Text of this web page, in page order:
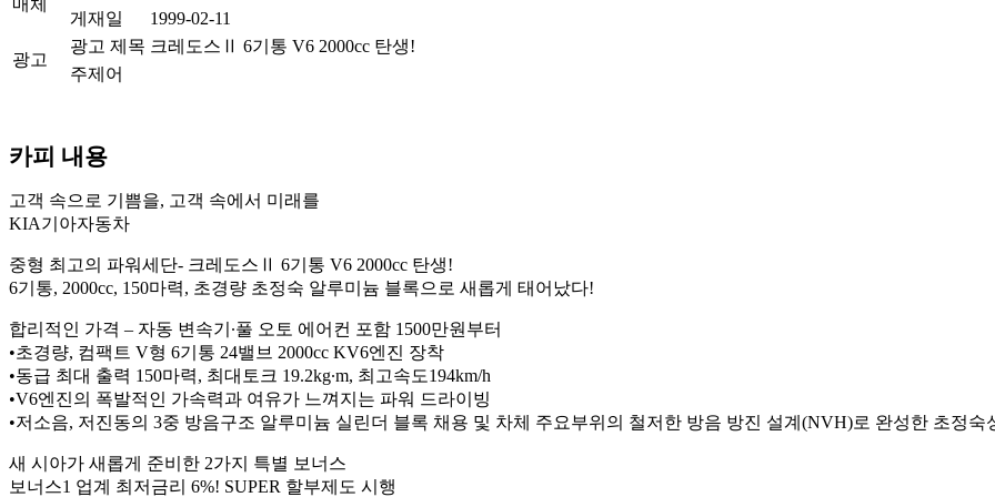
게재일 1999-02-11
광고
광고 제목 크레도스Ⅱ 6기통 V6 2000cc 탄생!
주제어
카피 내용
고객 속으로 기쁨을, 고객 속에서 미래를
KIA기아자동차
중형 최고의 파워세단- 크레도스Ⅱ 6기통 V6 2000cc 탄생!
6기통, 2000cc, 150마력, 초경량 초정숙 알루미늄 블록으로 새롭게 태어났다!
합리적인 가격 – 자동 변속기∙풀 오토 에어컨 포함 1500만원부터
•초경량, 컴팩트 V형 6기통 24밸브 2000cc KV6엔진 장착
•동급 최대 출력 150마력, 최대토크 19.2kg∙m, 최고속도194km/h
•V6엔진의 폭발적인 가속력과 여유가 느껴지는 파워 드라이빙
•저소음, 저진동의 3중 방음구조 알루미늄 실린더 블록 채용 및 차체 주요부위의 철저한 방음 방진 설계(NVH)로 완성한 초정숙
새 시아가 새롭게 준비한 2가지 특별 보너스
보너스1 업계 최저금리 6%! SUPER 할부제도 시행